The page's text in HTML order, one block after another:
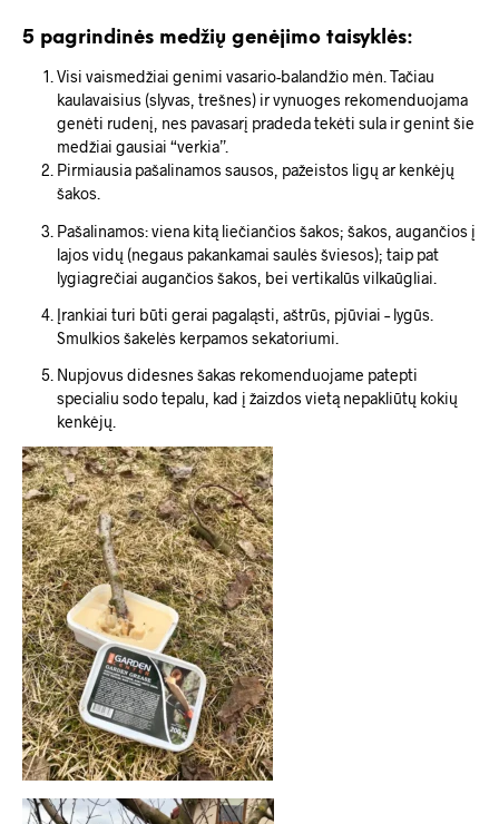
5 pagrindinės medžių genėjimo taisyklės:
Visi vaismedžiai genimi vasario-balandžio mėn. Tačiau
kaulavaisius (slyvas, trešnes) ir vynuoges rekomenduojama
genėti rudenį, nes pavasarį pradeda tekėti sula ir genint šie
medžiai gausiai “verkia”.
Pirmiausia pašalinamos sausos, pažeistos ligų ar kenkėjų
šakos.
Pašalinamos: viena kitą liečiančios šakos; šakos, augančios į
lajos vidų (negaus pakankamai saulės šviesos); taip pat
lygiagrečiai augančios šakos, bei vertikalūs vilkaūgliai.
Įrankiai turi būti gerai pagaląsti, aštrūs, pjūviai – lygūs.
Smulkios šakelės kerpamos sekatoriumi.
Nupjovus didesnes šakas rekomenduojame patepti
specialiu sodo tepalu, kad į žaizdos vietą nepakliūtų kokių
kenkėjų.